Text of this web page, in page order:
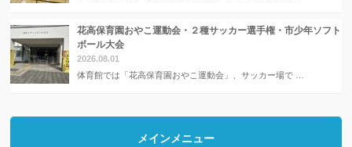
花高保育園おやこ運動会・２種サッカー選手権・市少年ソフト
ボール大会
2026.08.01
体育館では「花高保育園おやこ運動会」、サッカー場で …
メインメニュー